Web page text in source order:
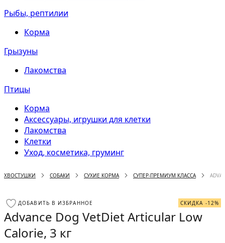
Рыбы, рептилии
Корма
Грызуны
Лакомства
Птицы
Корма
Аксессуары, игрушки для клетки
Лакомства
Клетки
Уход, косметика, груминг
ХВОСТУШКИ СОБАКИ СУХИЕ КОРМА СУПЕР-ПРЕМИУМ КЛАССА
ДОБАВИТЬ В ИЗБРАННОЕ СКИДКА -12%
Advance Dog VetDiet Articular Low
Calorie, 3 кг